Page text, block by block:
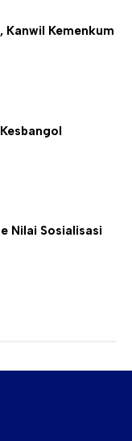
Kemenkum
Nilai Sosialisasi